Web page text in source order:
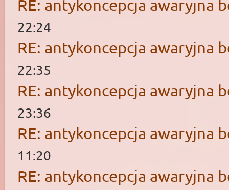
RE: antykoncepcja awaryjna
22:24
RE: antykoncepcja awaryjna
22:35
RE: antykoncepcja awaryjna
23:36
RE: antykoncepcja awaryjna
11:20
RE: antykoncepcja awaryjna